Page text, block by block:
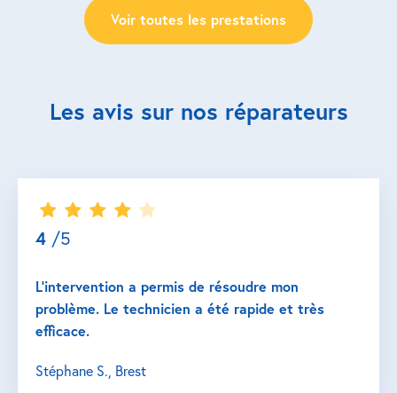
Voir toutes les prestations
Les avis sur nos réparateurs
4 /5
L’intervention a permis de résoudre mon
problème. Le technicien a été rapide et très
efficace.
Stéphane S., Brest